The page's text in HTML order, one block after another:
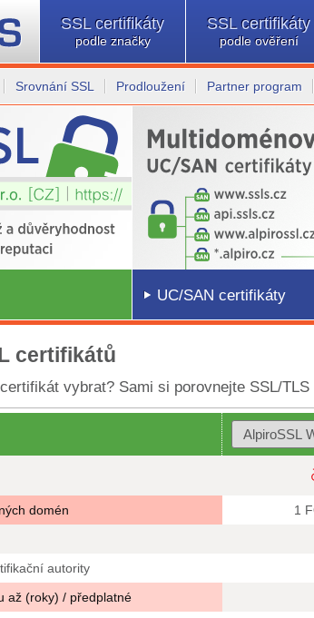
SSL certifikáty
podle značky
SSL certifikáty
podle ověření
Srovnání SSL Prodloužení Partner program
UC/SAN certifikáty
certifikátů
vybrat? Sami si porovnejte SSL/
domén 1
autority
až (roky) / předplatné